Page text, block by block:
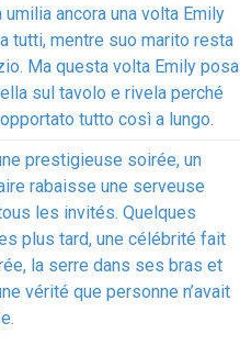
umilia ancora una volta Emily
tutti, mentre suo marito resta
Ma questa volta Emily posa
sul tavolo e rivela perché
tutto così a lungo.
prestigieuse soirée, un
rabaisse une serveuse
les invités. Quelques
plus tard, une célébrité fait
la serre dans ses bras et
vérité que personne n’avait